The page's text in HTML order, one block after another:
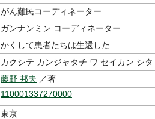
がん難民コーディネーター
ガンナンミン コーディネーター
かくして患者たちは生還した
カクシテ カンジャタチ ワ セイカン シタ
藤野 邦夫 ／著
110001337270000
東京